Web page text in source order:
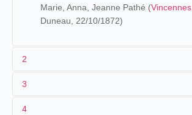
Marie, Anna, Jeanne Pathé (Vincennes
Duneau, 22/10/1872)
2
3
4